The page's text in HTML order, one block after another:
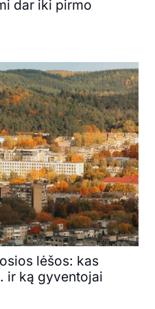
dar iki pirmo
lėšos: kas
ir ką gyventojai